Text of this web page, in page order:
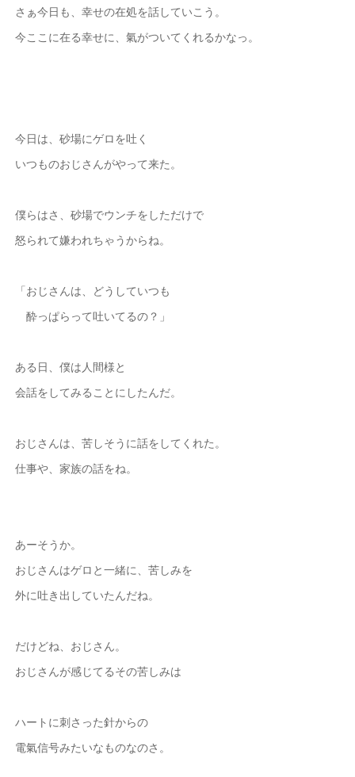
さぁ今日も、幸せの在処を話していこう。
今ここに在る幸せに、氣がついてくれるかなっ。
今日は、砂場にゲロを吐く
いつものおじさんがやって来た。
僕らはさ、砂場でウンチをしただけで
怒られて嫌われちゃうからね。
「おじさんは、どうしていつも
酔っぱらって吐いてるの？」
ある日、僕は人間様と
会話をしてみることにしたんだ。
おじさんは、苦しそうに話をしてくれた。
仕事や、家族の話をね。
あーそうか。
おじさんはゲロと一緒に、苦しみを
外に吐き出していたんだね。
だけどね、おじさん。
おじさんが感じてるその苦しみは
ハートに刺さった針からの
電氣信号みたいなものなのさ。